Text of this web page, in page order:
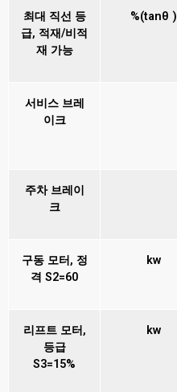
최대 직선 등
급, 적재/비적
재 가능
%(tanθ )
서비스 브레
이크
주차 브레이
크
구동 모터, 정
격 S2=60
kw
리프트 모터,
등급
S3=15%
kw